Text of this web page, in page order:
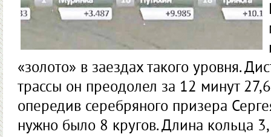
«золото» в заездах такого уровня.
трассы он преодолел за 12 минут
опередив серебряного призера
нужно было 8 кругов. Длина кольца